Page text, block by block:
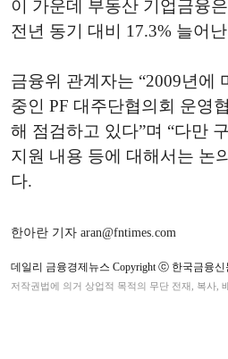
이 가운데 부동산 기업금융
전년 동기 대비 17.3% 늘어
금융위 관계자는 “2009년에
중인 PF 대주단협의회 운영
해 점검하고 있다”며 “다만
지원 내용 등에 대해서는 논
다.
한아란 기자 aran@fntimes.com
데일리 금융경제뉴스 Copyright ⓒ 한국금융신
저작권법에 의거 상업적 목적의 무단 전재, 복사,